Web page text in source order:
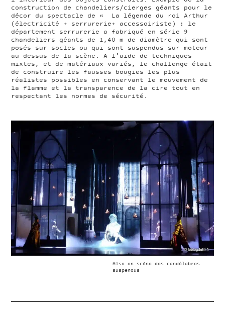
construction de chandeliers/cierges géants pour le
décor du spectacle de « La légende du roi Arthur
(électricité + serrurerie+ accessoiriste)
: le
département serrurerie a fabriqué en série 9
chandeliers géants de 1,40 m de diamètre qui sont
posés sur socles ou qui sont suspendus sur moteur
au dessus de la scène. A l’aide de techniques
mixtes, et de matériaux variés, le challenge était
de construire les fausses bougies les plus
réalistes possibles en conservant le mouvement de
la flamme et la transparence de la cire tout en
respectant les normes de sécurité.
Mise en scène des candélabres
suspendus